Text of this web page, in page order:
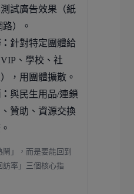
試廣告效果（紙
）。
針對特定團體給
、學校、社
，用團體擴散。
與民生用品/連鎖
贊助、資源交換
」，而是要能回到
訪率」三個核心指